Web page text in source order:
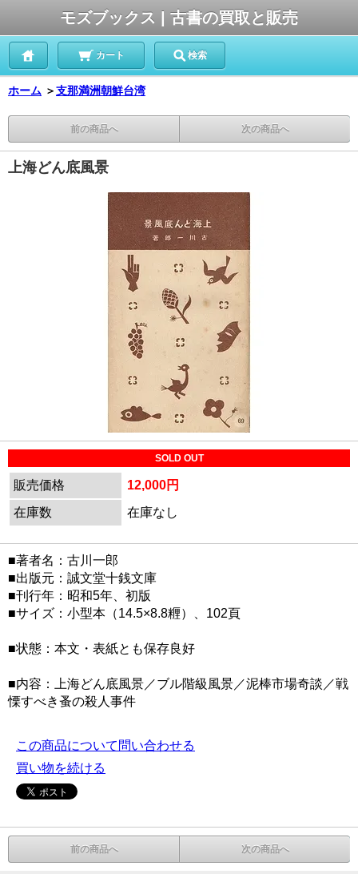
モズブックス | 古書の買取と販売
カート 検索
ホーム ＞支那満洲朝鮮台湾
前の商品へ 次の商品へ
上海どん底風景
SOLD OUT
販売価格
12,000円
在庫数
在庫なし
■著者名：古川一郎
■出版元：誠文堂十銭文庫
■刊行年：昭和5年、初版
■サイズ：小型本（14.5×8.8糎）、102頁
■状態：本文・表紙とも保存良好
■内容：上海どん底風景／ブル階級風景／泥棒市場奇談／戦
慄すべき蚤の殺人事件
この商品について問い合わせる
買い物を続ける
前の商品へ 次の商品へ